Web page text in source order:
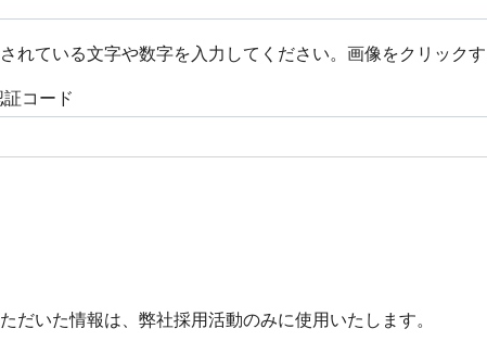
れている文字や数字を入力してください。画像をクリック
だいた情報は、弊社採用活動のみに使用いたします。